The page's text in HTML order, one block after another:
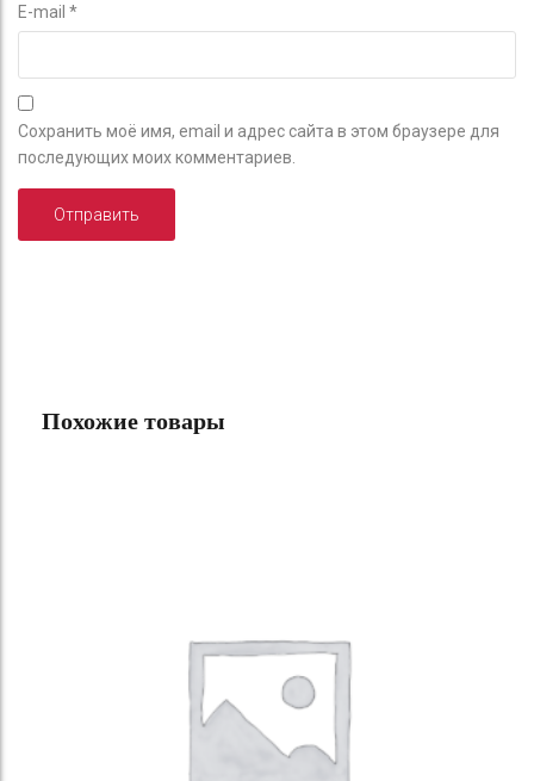
E-mail *
Сохранить моё имя, email и адрес сайта в этом браузере для
последующих моих комментариев.
Похожие товары